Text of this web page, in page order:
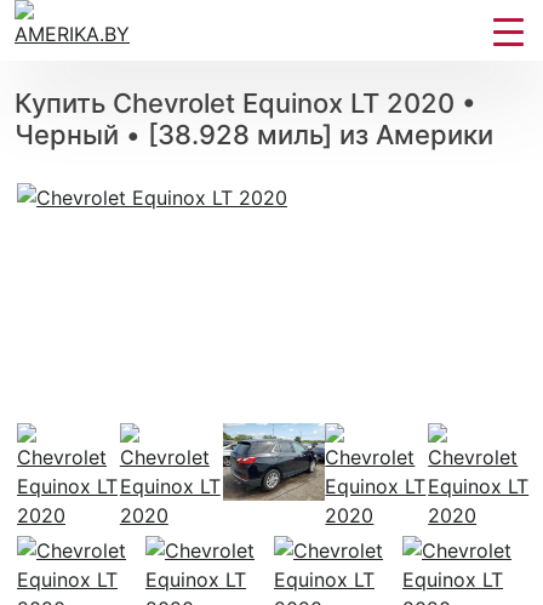
Купить Chevrolet Equinox LT 2020 •
Черный • [38.928 миль] из Америки